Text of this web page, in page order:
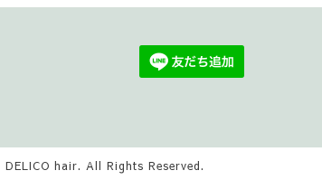
DELICO hair. All Rights Reserved.